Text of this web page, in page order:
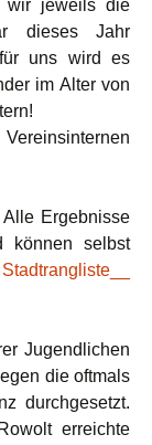
wir jeweils die
dieses Jahr
uns wird es
im Alter von
Ergebnisse
können selbst
Jugendlichen
die oftmals
durchgesetzt.
erreichte